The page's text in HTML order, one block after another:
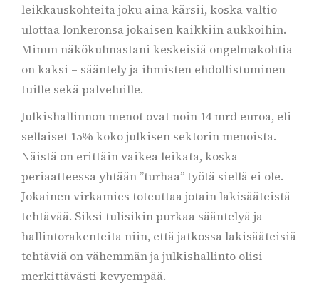
leikkauskohteita joku aina kärsii, koska valtio
ulottaa lonkeronsa jokaisen kaikkiin aukkoihin.
Minun näkökulmastani keskeisiä ongelmakohtia
on kaksi – sääntely ja ihmisten ehdollistuminen
tuille sekä palveluille.
Julkishallinnon menot ovat noin 14 mrd euroa, eli
sellaiset 15% koko julkisen sektorin menoista.
Näistä on erittäin vaikea leikata, koska
periaatteessa yhtään ”turhaa” työtä siellä ei ole.
Jokainen virkamies toteuttaa jotain lakisääteistä
tehtävää. Siksi tulisikin purkaa sääntelyä ja
hallintorakenteita niin, että jatkossa lakisääteisiä
tehtäviä on vähemmän ja julkishallinto olisi
merkittävästi kevyempää.